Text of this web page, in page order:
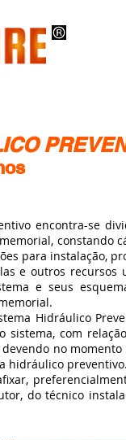
encontra-se
constando
para instalação,
e outros recursos
e seus
Hidráulico
sistema, com
no
hidráulico preventivo.
do técnico